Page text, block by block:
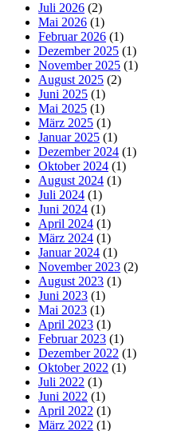
Juli 2026 (2)
Mai 2026 (1)
Februar 2026 (1)
Dezember 2025 (1)
November 2025 (1)
August 2025 (2)
Juni 2025 (1)
Mai 2025 (1)
März 2025 (1)
Januar 2025 (1)
Dezember 2024 (1)
Oktober 2024 (1)
August 2024 (1)
Juli 2024 (1)
Juni 2024 (1)
April 2024 (1)
März 2024 (1)
Januar 2024 (1)
November 2023 (2)
August 2023 (1)
Juni 2023 (1)
Mai 2023 (1)
April 2023 (1)
Februar 2023 (1)
Dezember 2022 (1)
Oktober 2022 (1)
Juli 2022 (1)
Juni 2022 (1)
April 2022 (1)
März 2022 (1)